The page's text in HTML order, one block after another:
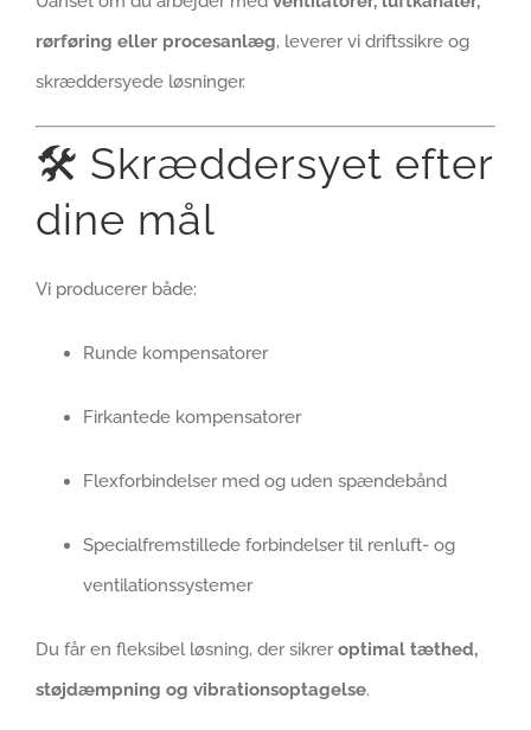
rørføring eller procesanlæg, leverer vi driftssikre og
skræddersyede løsninger.
🛠 Skræddersyet efter
dine mål
Vi producerer både:
Runde kompensatorer
Firkantede kompensatorer
Flexforbindelser med og uden spændebånd
Specialfremstillede forbindelser til renluft- og
ventilationssystemer
Du får en fleksibel løsning, der sikreroptimal tæthed,
støjdæmpning og vibrationsoptagelse.